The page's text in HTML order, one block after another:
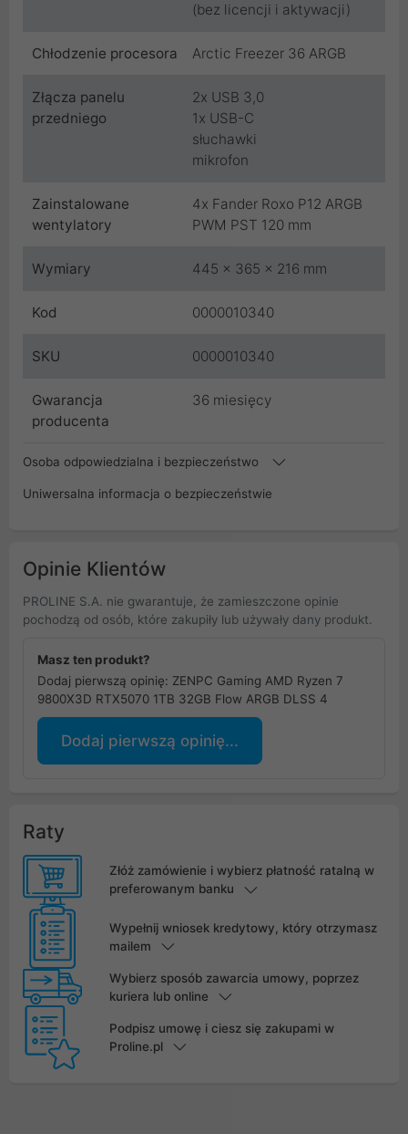
(bez licencji i aktywacji)
Chłodzenie procesora Arctic Freezer 36 ARGB
Złącza panelu
przedniego
2x USB 3,0
1x USB-C
słuchawki
mikrofon
Zainstalowane
wentylatory
4x Fander Roxo P12 ARGB
PWM PST 120 mm
Wymiary 445 x 365 x 216 mm
Kod 0000010340
SKU 0000010340
Gwarancja
producenta
36 miesięcy
Osoba odpowiedzialna i bezpieczeństwo
Uniwersalna informacja o bezpieczeństwie
Opinie Klientów
PROLINE S.A. nie gwarantuje, że zamieszczone opinie
pochodzą od osób, które zakupiły lub używały dany produkt.
Masz ten produkt?
Dodaj pierwszą opinię: ZENPC Gaming AMD Ryzen 7
9800X3D RTX5070 1TB 32GB Flow ARGB DLSS 4
Dodaj pierwszą opinię...
Raty
Złóż zamówienie i wybierz płatność ratalną w
preferowanym banku
Wypełnij wniosek kredytowy, który otrzymasz
mailem
Wybierz sposób zawarcia umowy, poprzez
kuriera lub online
Podpisz umowę i ciesz się zakupami w
Proline.pl